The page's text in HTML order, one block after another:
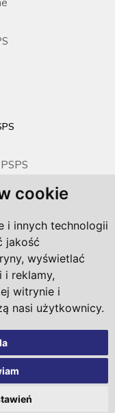
cookie
i innych technologii
jakość
wyświetlać
i reklamy,
witrynie i
nasi użytkownicy.
mapce PSPS
Cookies